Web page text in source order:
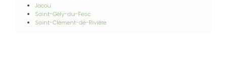
Jacou
Saint-Gély-du-Fesc
Saint-Clément-de-Rivière